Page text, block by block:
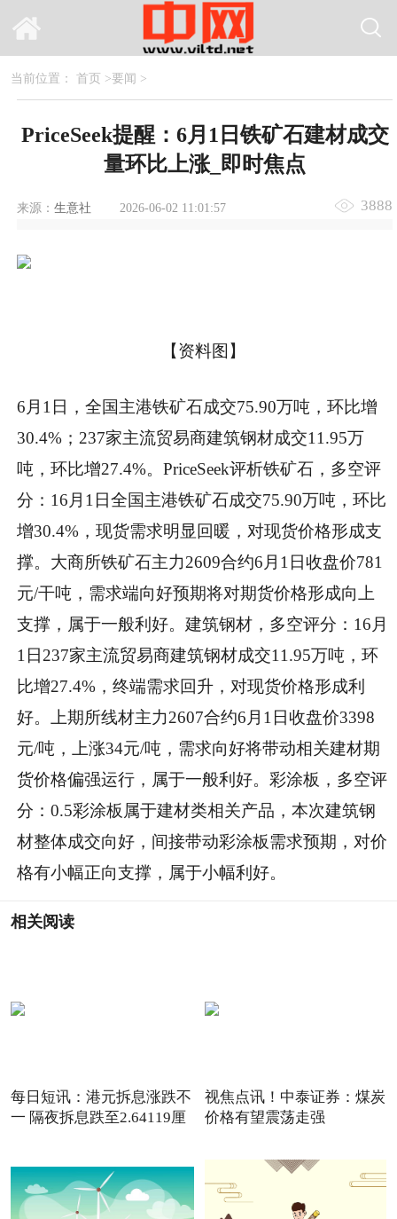
当前位置： 首页 >要闻 >
PriceSeek提醒：6月1日铁矿石建材成交
量环比上涨_即时焦点
来源： 生意社 2026-06-02 11:01:57 3888
【资料图】
6月1日，全国主港铁矿石成交75.90万吨，环比增
30.4%；237家主流贸易商建筑钢材成交11.95万
吨，环比增27.4%。PriceSeek评析铁矿石，多空评
分：16月1日全国主港铁矿石成交75.90万吨，环比
增30.4%，现货需求明显回暖，对现货价格形成支
撑。大商所铁矿石主力2609合约6月1日收盘价781
元/干吨，需求端向好预期将对期货价格形成向上
支撑，属于一般利好。建筑钢材，多空评分：16月
1日237家主流贸易商建筑钢材成交11.95万吨，环
比增27.4%，终端需求回升，对现货价格形成利
好。上期所线材主力2607合约6月1日收盘价3398
元/吨，上涨34元/吨，需求向好将带动相关建材期
货价格偏强运行，属于一般利好。彩涂板，多空评
分：0.5彩涂板属于建材类相关产品，本次建筑钢
材整体成交向好，间接带动彩涂板需求预期，对价
格有小幅正向支撑，属于小幅利好。
相关阅读
每日短讯：港元拆息涨跌不
一 隔夜拆息跌至2.64119厘
视焦点讯！中泰证券：煤炭
价格有望震荡走强